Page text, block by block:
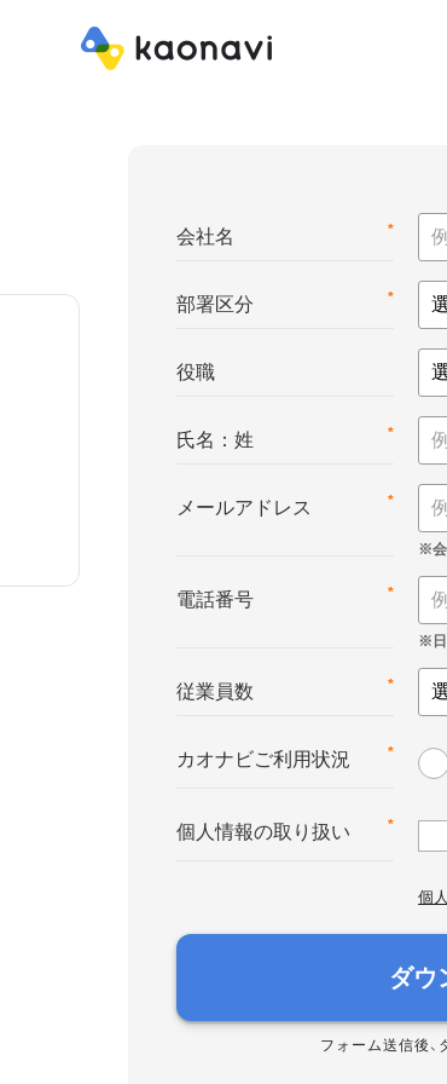
*
会社名
*
部署区分
役職
*
氏名：姓
*
メールアドレス
*
電話番号
*
従業員数
*
カオナビご利用状況
*
個人情報の取り扱い
個
ダウ
フォーム送信後